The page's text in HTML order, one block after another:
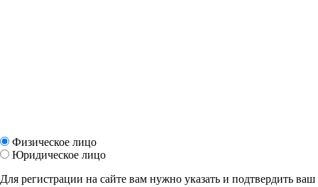
Физическое лицо
Юридическое лицо
Для регистрации на сайте вам нужно указать и подтвердить ваш